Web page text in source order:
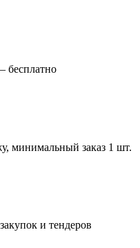
бесплатно
минимальный заказ 1 шт.
и тендеров